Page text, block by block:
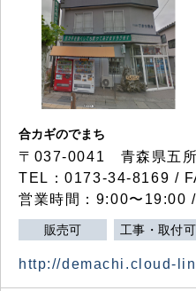
合カギのでまち
〒037-0041 青森県五
TEL：0173-34-8169 /
営業時間：9:00〜19:00
販売可 工事・取付可
http://demachi.cloud-